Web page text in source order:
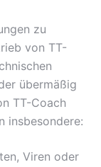
zu
von TT-
übermäßig
TT-Coach
insbesondere:
Viren oder